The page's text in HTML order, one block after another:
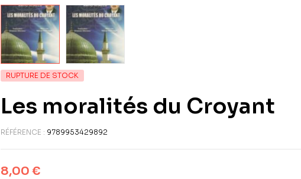
RUPTURE DE STOCK
Les moralités du Croyant
RÉFÉRENCE : 9789953429892
8,00 €